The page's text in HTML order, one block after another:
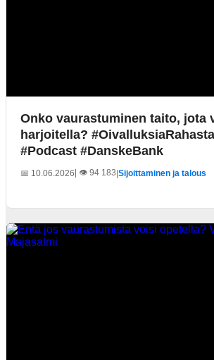
Onko vaurastuminen taito, jota
harjoitella?
#Podcast #DanskeBank
📅 10.06.2026| 👁️ 94 183 Sijoittaminen ja talous